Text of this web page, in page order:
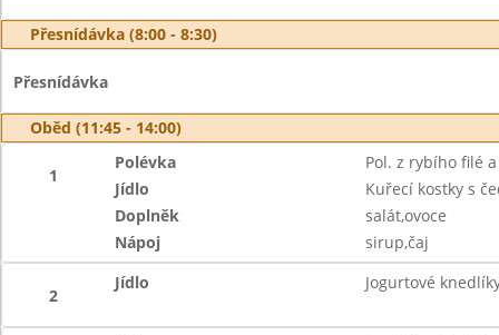
Přesnídávka (8:00 - 8:30)
Přesnídávka
Oběd (11:45 - 14:00)
1
Polévka
Pol. z rybího filé
Jídlo
Kuřecí kostky s
Doplněk
salát,ovoce
Nápoj
sirup,čaj
2
Jídlo Jogurtové